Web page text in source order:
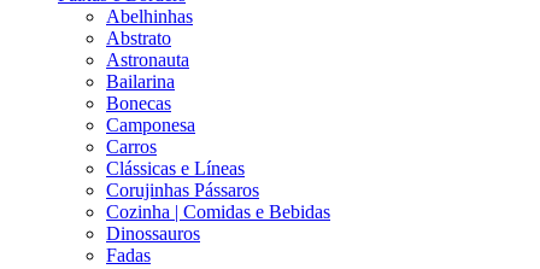
Abelhinhas
Abstrato
Astronauta
Bailarina
Bonecas
Camponesa
Carros
Clássicas e Líneas
Corujinhas Pássaros
Cozinha | Comidas e Bebidas
Dinossauros
Fadas